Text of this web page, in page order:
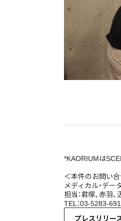
*KAORIUMは
＜本件のお問い
メディカル・デ
担当：君塚、赤羽、
TEL：03-5283-
プレスリリー